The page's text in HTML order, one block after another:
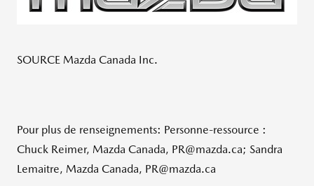
SOURCE Mazda Canada Inc.
Pour plus de renseignements: Personne-ressource :
Chuck Reimer, Mazda Canada, PR@mazda.ca; Sandra
Lemaitre, Mazda Canada, PR@mazda.ca